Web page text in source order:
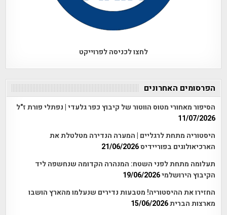
לחצו לכניסה לפרוייקט
הפרסומים האחרונים
הסיפור מאחורי מטוס הווטור של קיבוץ כפר גלעדי | נפתלי פורת ז"ל
11/07/2026
היסטוריה מתחת לרגליים | המערה הנדירה מטלטלת את
הארכיאולוגים בפוריידיס21/06/2026
תעלומה מתחת לפני השטח: המנהרה הקדומה שנחשפה ליד
הקיבוץ הירושלמי19/06/2026
החזירו את ההיסטוריה! מטבעות נדירים שנעלמו מהארץ הושבו
מארצות הברית15/06/2026